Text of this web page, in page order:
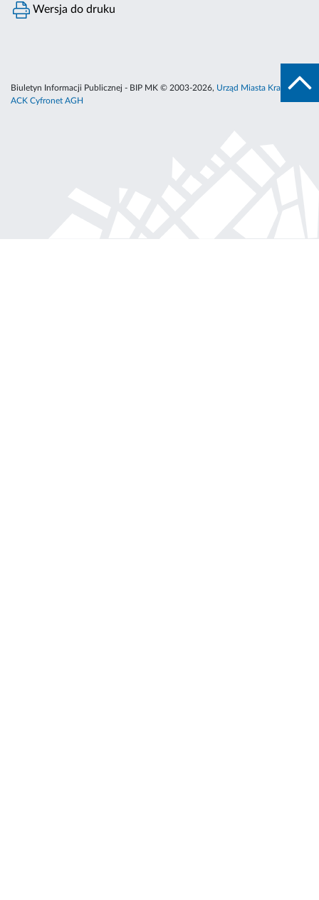
Wersja do druku
Biuletyn Informacji Publicznej - BIP MK © 2003-2026, Urząd Miasta Krakowa
ACK Cyfronet AGH